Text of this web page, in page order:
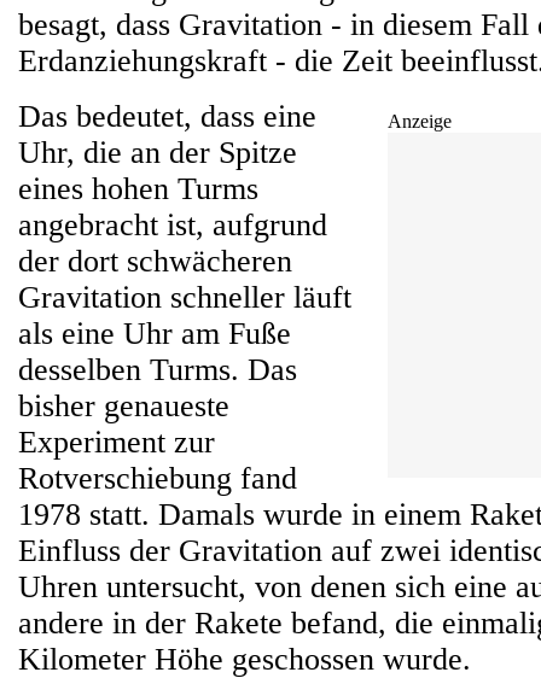
besagt, dass Gravitation - in diesem Fall
Erdanziehungskraft - die Zeit
Anzeige
Das bedeutet, dass eine
Uhr, die an der Spitze
eines hohen Turms
angebracht ist, aufgrund
der dort schwächeren
Gravitation schneller läuft
als eine Uhr am Fuße
desselben Turms. Das
bisher genaueste
Experiment zur
Rotverschiebung fand
1978 statt. Damals wurde in einem
Einfluss der Gravitation auf zwei
Uhren untersucht, von denen sich eine
andere in der Rakete befand, die
Kilometer Höhe geschossen wurde.